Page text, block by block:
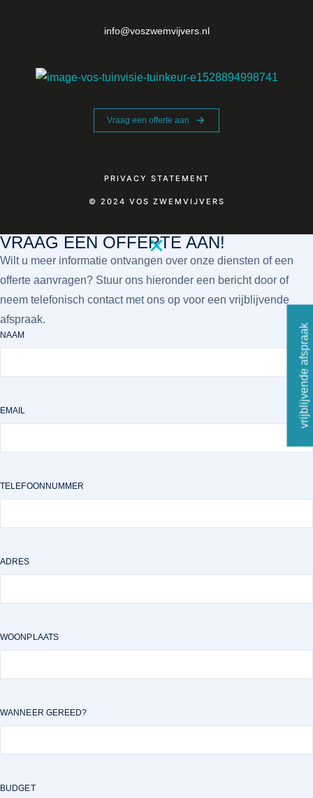
vrijblijvende afspraak
info@voszwemvijvers.nl
Vraag een offerte aan
© 2024 VOS ZWEMVIJVERS
PRIVACY STATEMENT
VRAAG EEN OFFERTE AAN!
Wilt u meer informatie ontvangen over onze diensten of een
offerte aanvragen? Stuur ons hieronder een bericht door of
neem telefonisch contact met ons op voor een vrijblijvende
afspraak.
NAAM
EMAIL
TELEFOONNUMMER
ADRES
WOONPLAATS
WANNEER GEREED?
BUDGET